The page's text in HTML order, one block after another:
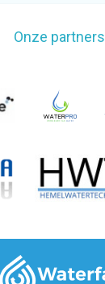
Onze partners